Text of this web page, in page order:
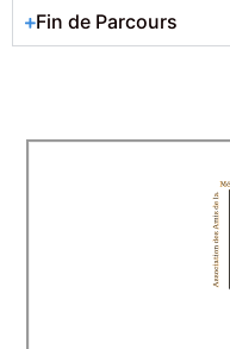
Fin de Parcours